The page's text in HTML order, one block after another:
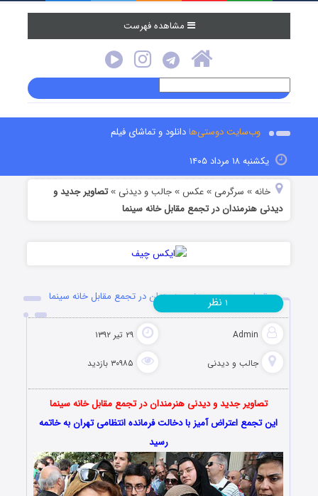
مشاهده فهرست
وب‌سایت دوستی‌هادانلود و تماشای فیلم
یکشنبه ۱۸ مرداد ۱۴۰۵
خانه » سرگرمی »عکس »جالب و دیدنی »تصاویر جدید و
دیدنی هنرمندان در تجمع مقابل خانه سینما
تصاویر جدید و دیدنی هنرمندان در تجمع مقابل خانه سینما
Admin ۲۹ تیر ۱۳۹۲
جالب و دیدنی ۳۰۹۸۵ بازدید
۱ نظر
تصاویر جدید و دیدنی هنرمندان در تجمع مقابل خانه سینما
این تجمع اعتراض آمیز با دخالت فرمانده انتظامی تهران به خاتمه
رسید